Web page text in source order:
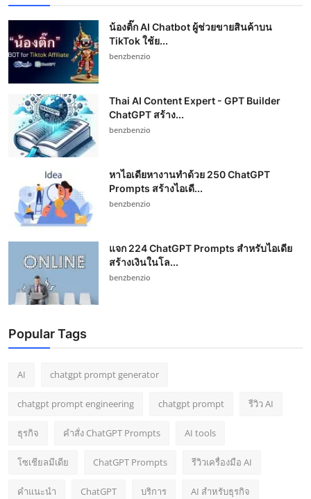
น้องติ๊ก AI Chatbot ผู้ช่วยขายสินค้าบน
TikTok ใช้ย...
benzbenzio
Thai AI Content Expert - GPT Builder
ChatGPT สร้าง...
benzbenzio
หาไอเดียหางานทำด้วย 250 ChatGPT
Prompts สร้างไอเดี...
benzbenzio
แจก 224 ChatGPT Prompts สำหรับไอเดีย
สร้างเงินในโล...
benzbenzio
Popular Tags
AI chatgpt prompt generator
chatgpt prompt engineering chatgpt prompt รีวิว AI
ธุรกิจ คำสั่ง ChatGPT Prompts AI tools
โซเชียลมีเดีย ChatGPT Prompts รีวิวเครื่องมือ AI
คำแนะนำ ChatGPT บริการ AI สำหรับธุรกิจ